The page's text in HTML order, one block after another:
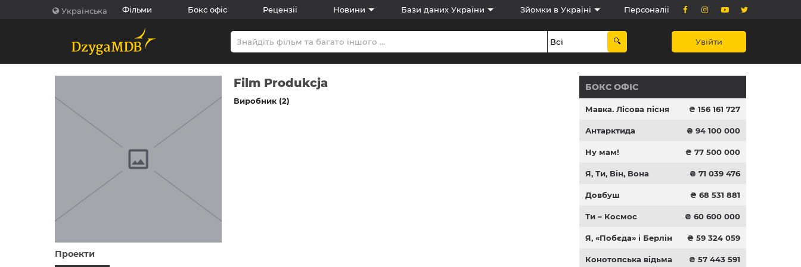
Українська Фільми Бокс офіс Рецензії Новини Бази даних України Зйомки в Україні Персоналії
Увійти
Film Produkcja
Виробник (2)
Проекти
БОКС ОФІС
Мавка. Лісова пісня ₴ 156 161 727
Антарктида ₴ 94 100 000
Ну мам! ₴ 77 500 000
Я, Ти, Він, Вона ₴ 71 039 476
Довбуш ₴ 68 531 881
Ти – Космос ₴ 60 600 000
Я, «Побєда» і Берлін ₴ 59 324 059
Конотопська відьма ₴ 57 443 591